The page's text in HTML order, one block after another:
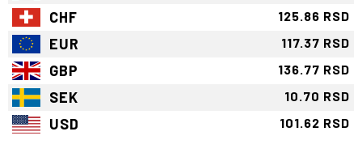
CHF 125.86 RSD
EUR 117.37 RSD
GBP 136.77 RSD
SEK 10.70 RSD
USD 101.62 RSD